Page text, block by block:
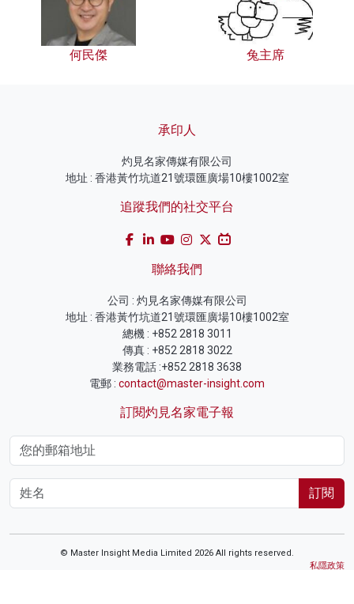
何民傑 兔主席
承印人
灼見名家傳媒有限公司
地址 : 香港黃竹坑道21號環匯廣場10樓1002室
追蹤我們的社交平台
聯絡我們
公司 : 灼見名家傳媒有限公司
地址 : 香港黃竹坑道21號環匯廣場10樓1002室
總機 : +852 2818 3011
傳真 : +852 2818 3022
業務電話 :+852 2818 3638
電郵 : contact@master-insight.com
訂閱灼見名家電子報
訂閱
© Master Insight Media Limited 2026 All rights reserved.
私隱政策